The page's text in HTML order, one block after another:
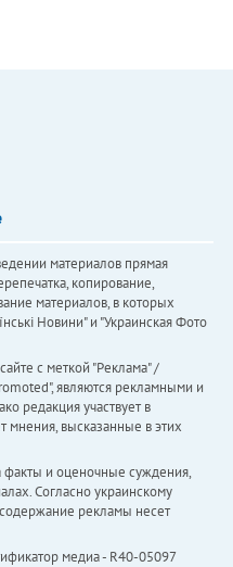
материалов прямая
копирование,
материалов, в которых
Новини" и "Украинская Фото
с меткой "Реклама" /
являются рекламными и
редакция участвует в
мнения, высказанные в этих
факты и оценочные суждения,
Согласно украинскому
содержание рекламы несет
медиа - R40-05097